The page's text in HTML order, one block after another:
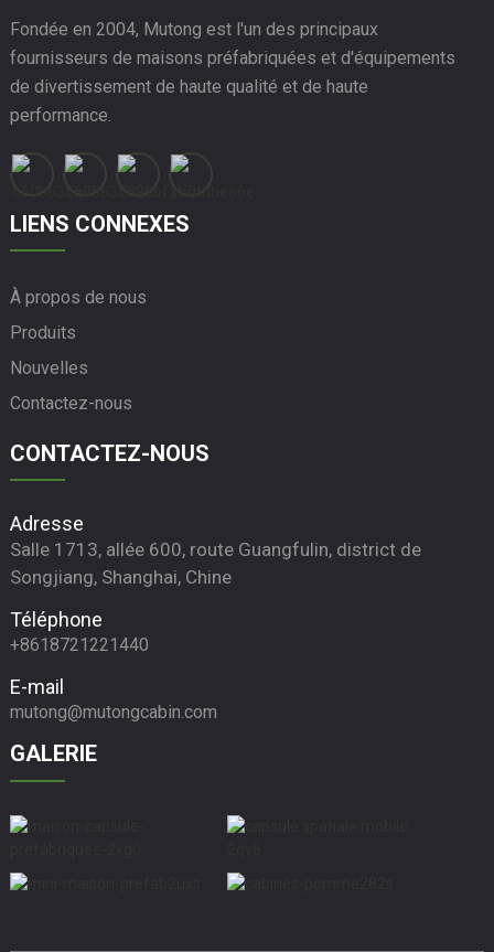
Fondée en 2004, Mutong est l'un des principaux
fournisseurs de maisons préfabriquées et d'équipements
de divertissement de haute qualité et de haute
performance.
LIENS CONNEXES
À propos de nous
Produits
Nouvelles
Contactez-nous
CONTACTEZ-NOUS
Adresse
Salle 1713, allée 600, route Guangfulin, district de
Songjiang, Shanghai, Chine
Téléphone
+8618721221440
E-mail
mutong@mutongcabin.com
GALERIE